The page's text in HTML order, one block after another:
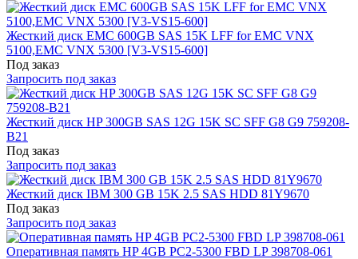
Жесткий диск EMC 600GB SAS 15K LFF for EMC VNX
5100,EMC VNX 5300 [V3-VS15-600]
Под заказ
Запросить под заказ
Жесткий диск HP 300GB SAS 12G 15K SC SFF G8 G9 759208-
B21
Под заказ
Запросить под заказ
Жесткий диск IBM 300 GB 15K 2.5 SAS HDD 81Y9670
Под заказ
Запросить под заказ
Оперативная память HP 4GB PC2-5300 FBD LP 398708-061